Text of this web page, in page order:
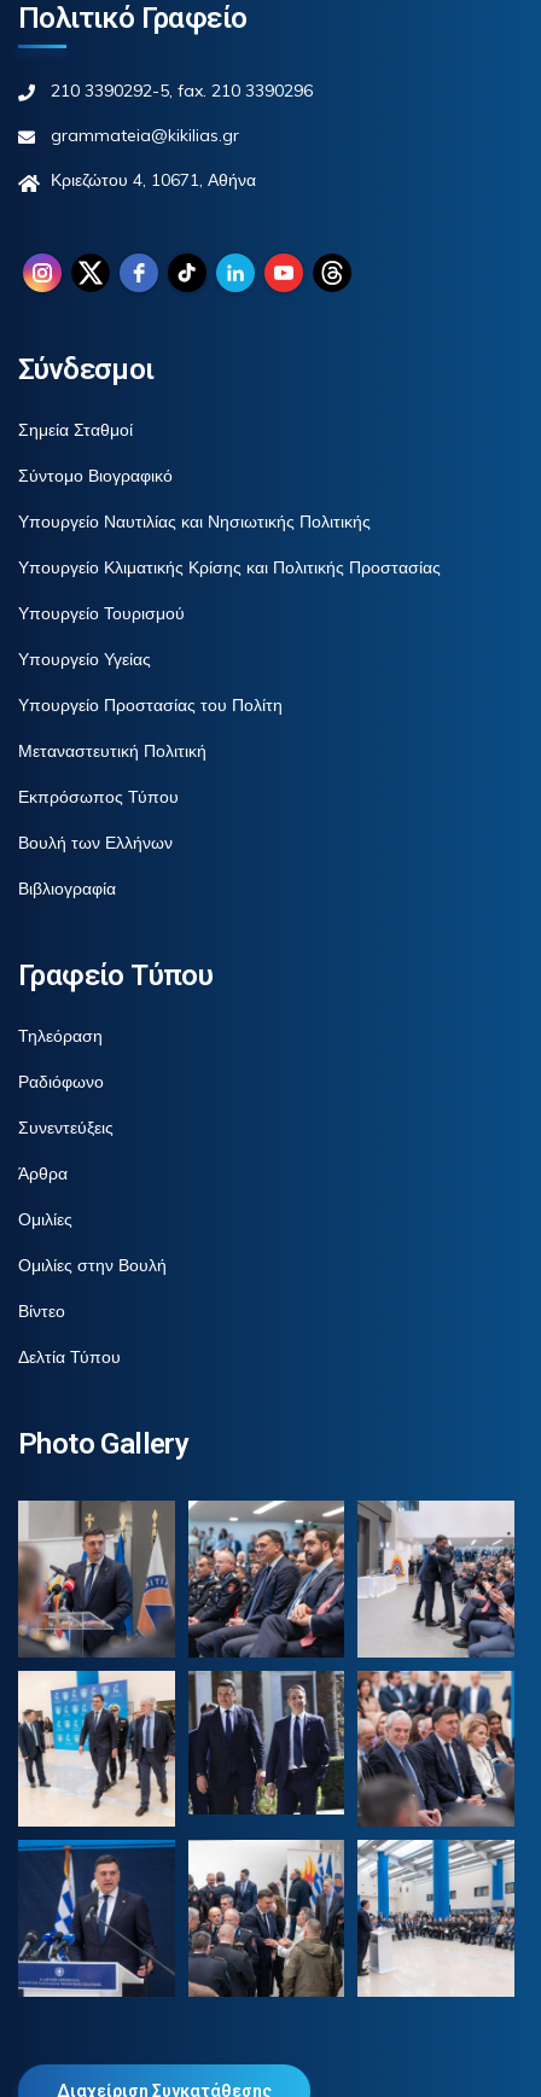
Πολιτικό Γραφείο
210 3390292-5, fax. 210 3390296
grammateia@kikilias.gr
Κριεζώτου 4, 10671, Αθήνα
Σύνδεσμοι
Σημεία Σταθμοί
Σύντομο Βιογραφικό
Υπουργείο Ναυτιλίας και Νησιωτικής Πολιτικής
Υπουργείο Κλιματικής Κρίσης και Πολιτικής Προστασίας
Υπουργείο Τουρισμού
Υπουργείο Υγείας
Υπουργείο Προστασίας του Πολίτη
Μεταναστευτική Πολιτική
Εκπρόσωπος Τύπου
Βουλή των Ελλήνων
Βιβλιογραφία
Γραφείο Τύπου
Τηλεόραση
Ραδιόφωνο
Συνεντεύξεις
Άρθρα
Ομιλίες
Ομιλίες στην Βουλή
Βίντεο
Δελτία Τύπου
Photo Gallery
Διαχείριση Συγκατάθεσης